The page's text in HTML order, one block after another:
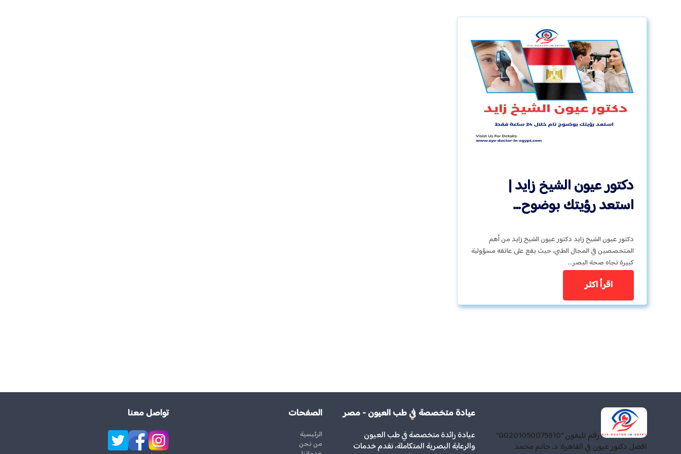
دكتور عيون الشيخ زايد |
استعد رؤيتك بوضوح…
دكتور عيون الشيخ زايد دكتور عيون الشيخ زايد من أهم
المتخصصين في المجال الطبي، حيث يقع على عاتقه مسؤولية
كبيرة تجاه صحة البصر…
اقرأ اكثر
رقم تليفون "00201050075910"
افضل دكتور عيون في القاهرة: د. حاتم محمد
عيادة متخصصة في طب العيون - مصر
عيادة رائدة متخصصة في طب العيون
والرعاية البصرية المتكاملة، نقدم خدمات
الصفحات
الرئيسية
من نحن
تواصل معنا